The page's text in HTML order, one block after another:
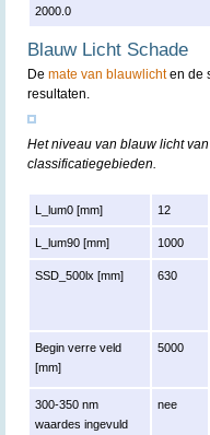
2000.0
Blauw Licht Schade
De mate van blauwlichten de
resultaten.
Het niveau van blauw licht
classificatiegebieden.
L_lum0 [mm] 12
L_lum90 [mm] 1000
SSD_500lx [mm] 630
Begin verre veld
[mm]
5000
300-350 nm
waardes ingevuld
nee